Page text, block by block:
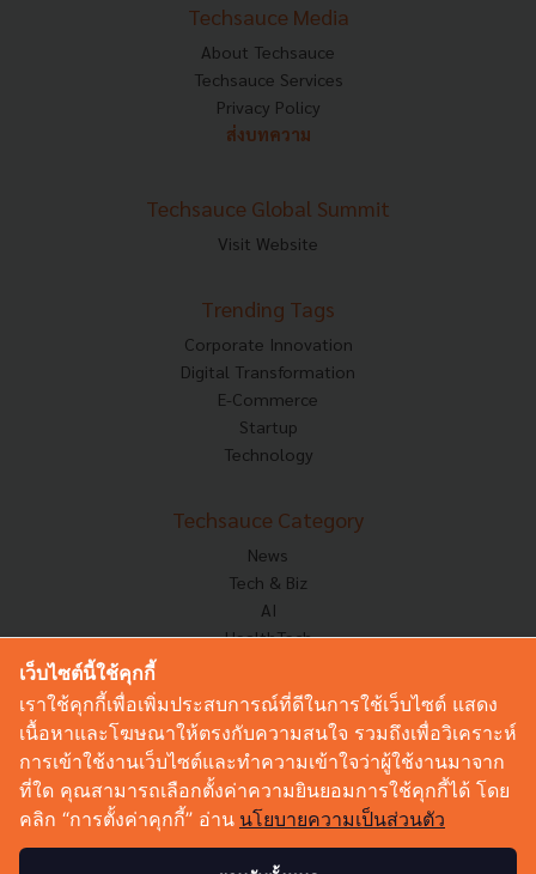
Techsauce Media
About Techsauce
Techsauce Services
Privacy Policy
ส่งบทความ
Techsauce Global Summit
Visit Website
Trending Tags
Corporate Innovation
Digital Transformation
E-Commerce
Startup
Technology
Techsauce Category
News
Tech & Biz
AI
HealthTech
Corp Innov
Saucy Thoughts
Based On
Sustainable
Videos
Podcast
เว็บไซต์นี้ใช้คุกกี้
เราใช้คุกกี้เพื่อเพิ่มประสบการณ์ที่ดีในการใช้เว็บไซต์ แสดง
เนื้อหาและโฆษณาให้ตรงกับความสนใจ รวมถึงเพื่อวิเคราะห์
การเข้าใช้งานเว็บไซต์และทำความเข้าใจว่าผู้ใช้งานมาจาก
ที่ใด คุณสามารถเลือกตั้งค่าความยินยอมการใช้คุกกี้ได้ โดย
คลิก “การตั้งค่าคุกกี้” อ่าน นโยบายความเป็นส่วนตัว